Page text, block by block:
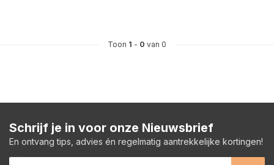
Toon 1 - 0 van 0
Schrijf je in voor onze Nieuwsbrief
En ontvang tips, advies én regelmatig aantrekkelijke kortingen!